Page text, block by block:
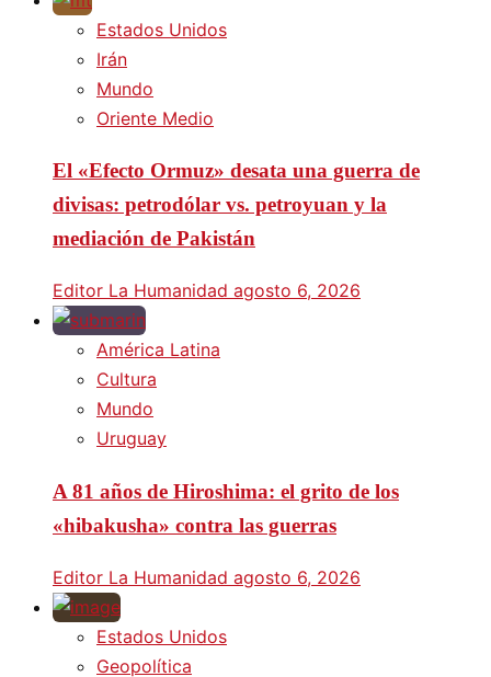
Estados Unidos
Irán
Mundo
Oriente Medio
El «Efecto Ormuz» desata una guerra de
divisas: petrodólar vs. petroyuan y la
mediación de Pakistán
Editor La Humanidad agosto 6, 2026
América Latina
Cultura
Mundo
Uruguay
A 81 años de Hiroshima: el grito de los
«hibakusha» contra las guerras
Editor La Humanidad agosto 6, 2026
Estados Unidos
Geopolítica